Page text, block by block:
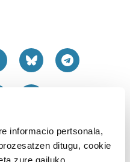
informacio pertsonala,
ditugu, cookie
zure gailuko